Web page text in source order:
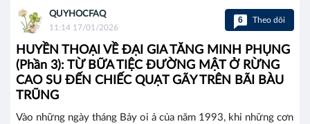
QUYHOCFAQ
11:14 17/01/2026
6 Theo dõi
HUYỀN THOẠI VỀ ĐẠI GIA TĂNG MINH PHỤNG
(Phần 3): TỪ BỮA TIỆC ĐƯỜNG MẬT Ở RỪNG
CAO SU ĐẾN CHIẾC QUẠT GÃY TRÊN BÃI BÀU
TRŨNG
Vào những ngày tháng Bảy oi ả của năm 1993, khi những cơn